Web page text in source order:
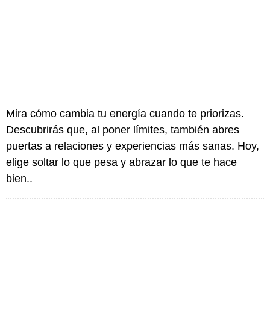
Mira cómo cambia tu energía cuando te priorizas.
Descubrirás que, al poner límites, también abres
puertas a relaciones y experiencias más sanas. Hoy,
elige soltar lo que pesa y abrazar lo que te hace
bien..